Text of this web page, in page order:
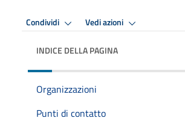
Condividi Vedi azioni
INDICE DELLA PAGINA
Organizzazioni
Punti di contatto